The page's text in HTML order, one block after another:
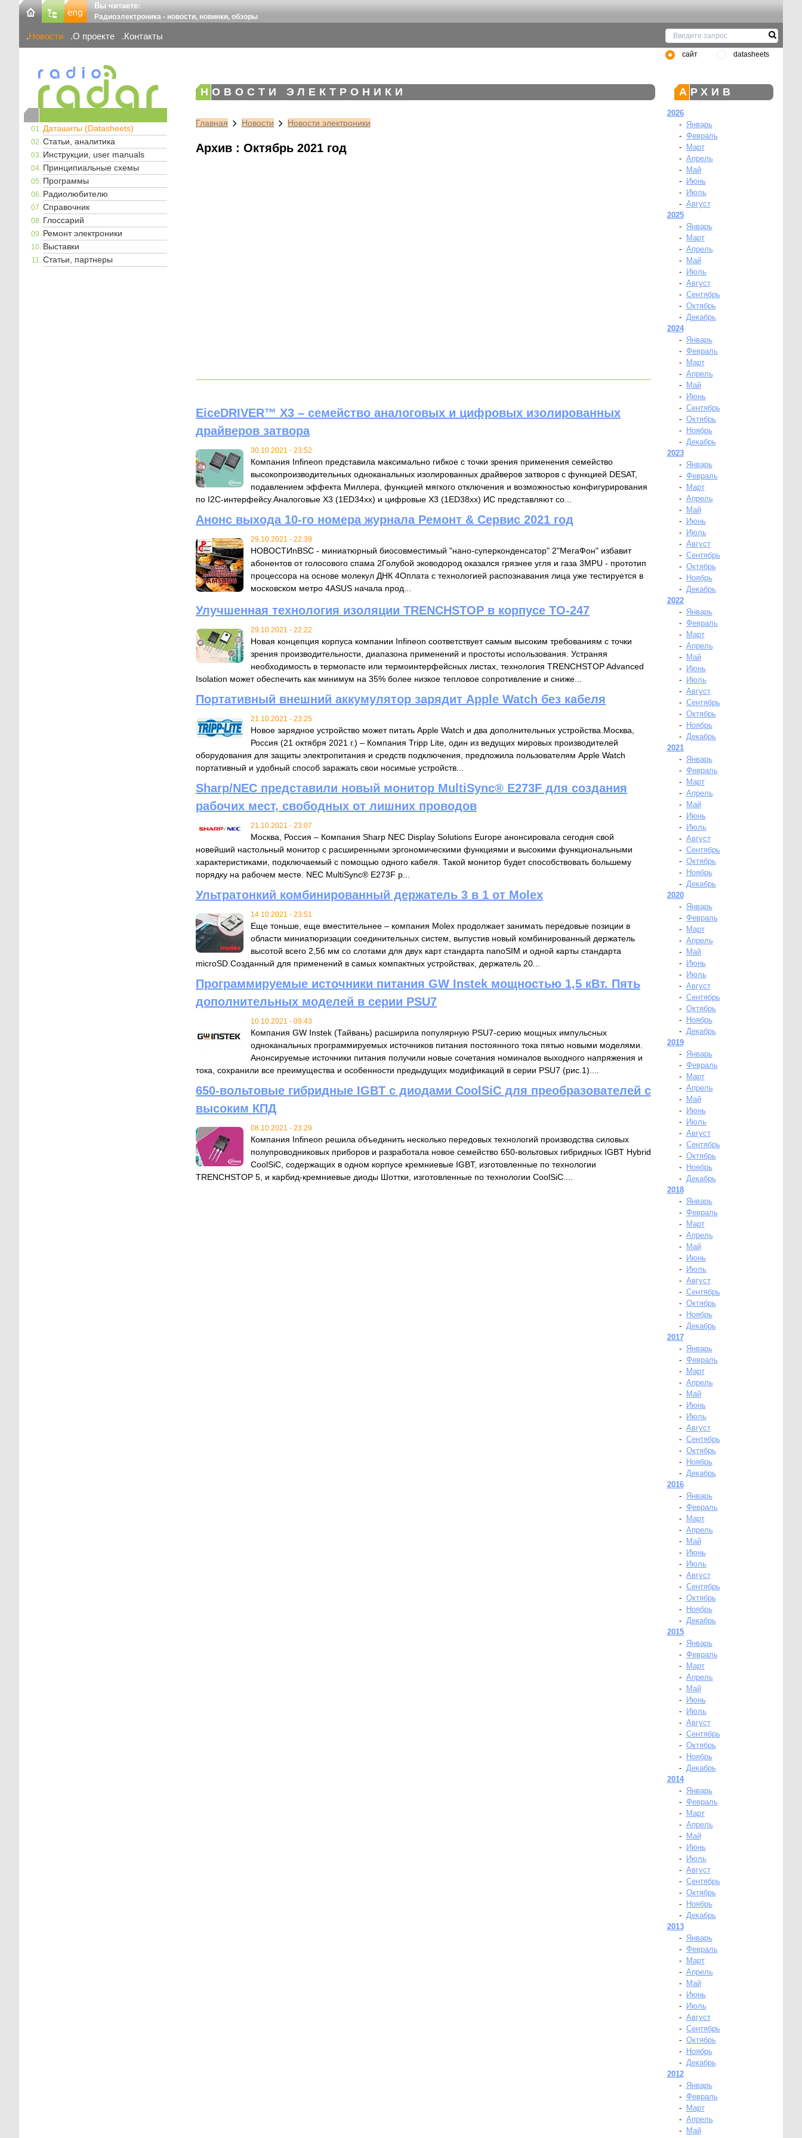
Вы читаете:
Радиоэлектроника - новости, новинки, обзоры
Новости О проекте Контакты
сайт datasheets
Даташиты (Datasheets)
Статьи, аналитика
Инструкции, user manuals
Принципиальные схемы
Программы
Радиолюбителю
Справочник
Глоссарий
Ремонт электроники
Выставки
Статьи, партнеры
НОВОСТИ ЭЛЕКТРОНИКИ
Главная Новости Новости электроники
Архив : Октябрь 2021 год
EiceDRIVER™ X3 – семейство аналоговых и цифровых изолированных
драйверов затвора
30.10.2021 - 23:52
Компания Infineon представила максимально гибкое с точки зрения применения семейство
высокопроизводительных одноканальных изолированных драйверов затворов с функцией DESAT,
подавлением эффекта Миллера, функцией мягкого отключения и возможностью конфигурирования
по I2C-интерфейсу.Аналоговые X3 (1ED34xx) и цифровые X3 (1ED38xx) ИС представляют со...
Анонс выхода 10-го номера журнала Ремонт & Сервис 2021 год
29.10.2021 - 22:39
НОВОСТИnBSC - миниатюрный биосовместимый "нано-суперконденсатор" 2"МегаФон" избавит
абонентов от голосового спама 2Голубой эководород оказался грязнее угля и газа 3MPU - прототип
процессора на основе молекул ДНК 4Оплата с технологией распознавания лица уже тестируется в
московском метро 4ASUS начала прод...
Улучшенная технология изоляции TRENCHSTOP в корпусе TO-247
29.10.2021 - 22:22
Новая концепция корпуса компании Infineon соответствует самым высоким требованиям с точки
зрения производительности, диапазона применений и простоты использования. Устраняя
необходимость в термопасте или термоинтерфейсных листах, технология TRENCHSTOP Advanced
Isolation может обеспечить как минимум на 35% более низкое тепловое сопротивление и сниже...
Портативный внешний аккумулятор зарядит Apple Watch без кабеля
21.10.2021 - 23:25
Новое зарядное устройство может питать Apple Watch и два дополнительных устройства.Москва,
Россия (21 октября 2021 г.) – Компания Tripp Lite, один из ведущих мировых производителей
оборудования для защиты электропитания и средств подключения, предложила пользователям Apple Watch
портативный и удобный способ заражать свои носимые устройств...
Sharp/NEC представили новый монитор MultiSync® E273F для создания
рабочих мест, свободных от лишних проводов
21.10.2021 - 23:07
Москва, Россия – Компания Sharp NEC Display Solutions Europe анонсировала сегодня свой
новейший настольный монитор с расширенными эргономическими функциями и высокими функциональными
характеристиками, подключаемый с помощью одного кабеля. Такой монитор будет способствовать большему
порядку на рабочем месте. NEC MultiSync® E273F р...
Ультратонкий комбинированный держатель 3 в 1 от Molex
14.10.2021 - 23:51
Еще тоньше, еще вместительнее – компания Molex продолжает занимать передовые позиции в
области миниатюризации соединительных систем, выпустив новый комбинированный держатель
высотой всего 2,56 мм со слотами для двух карт стандарта nanoSIM и одной карты стандарта
microSD.Созданный для применений в самых компактных устройствах, держатель 20...
Программируемые источники питания GW Instek мощностью 1,5 кВт. Пять
дополнительных моделей в серии PSU7
10.10.2021 - 09:43
Компания GW Instek (Тайвань) расширила популярную PSU7-серию мощных импульсных
одноканальных программируемых источников питания постоянного тока пятью новыми моделями.
Анонсируемые источники питания получили новые сочетания номиналов выходного напряжения и
тока, сохранили все преимущества и особенности предыдущих модификаций в серии PSU7 (рис.1)....
650-вольтовые гибридные IGBT с диодами CoolSiC для преобразователей с
высоким КПД
08.10.2021 - 23:29
Компания Infineon решила объединить несколько передовых технологий производства силовых
полупроводниковых приборов и разработала новое семейство 650-вольтовых гибридных IGBT Hybrid
CoolSiC, содержащих в одном корпусе кремниевые IGBT, изготовленные по технологии
TRENCHSTOP 5, и карбид-кремниевые диоды Шоттки, изготовленные по технологии CoolSiC....
АРХИВ
2026
-
Январь
- Февраль
-
Март
- Апрель
-
Май
-
Июнь
-
Июль
- Август
2025
-
Январь
-
Март
- Апрель
-
Май
-
Июль
- Август
- Сентябрь
- Октябрь
- Декабрь
2024
-
Январь
- Февраль
-
Март
- Апрель
-
Май
-
Июнь
- Сентябрь
- Октябрь
-
Ноябрь
- Декабрь
2023
-
Январь
- Февраль
-
Март
- Апрель
-
Май
-
Июнь
-
Июль
- Август
- Сентябрь
- Октябрь
-
Ноябрь
- Декабрь
2022
-
Январь
- Февраль
-
Март
- Апрель
-
Май
-
Июнь
-
Июль
- Август
- Сентябрь
- Октябрь
-
Ноябрь
- Декабрь
2021
-
Январь
- Февраль
-
Март
- Апрель
-
Май
-
Июнь
-
Июль
- Август
- Сентябрь
- Октябрь
-
Ноябрь
- Декабрь
2020
-
Январь
- Февраль
-
Март
- Апрель
-
Май
-
Июнь
-
Июль
- Август
- Сентябрь
- Октябрь
-
Ноябрь
- Декабрь
2019
-
Январь
- Февраль
-
Март
- Апрель
-
Май
-
Июнь
-
Июль
- Август
- Сентябрь
- Октябрь
-
Ноябрь
- Декабрь
2018
-
Январь
- Февраль
-
Март
- Апрель
-
Май
-
Июнь
-
Июль
- Август
- Сентябрь
- Октябрь
-
Ноябрь
- Декабрь
2017
-
Январь
- Февраль
-
Март
- Апрель
-
Май
-
Июнь
-
Июль
- Август
- Сентябрь
- Октябрь
-
Ноябрь
- Декабрь
2016
-
Январь
- Февраль
-
Март
- Апрель
-
Май
-
Июнь
-
Июль
- Август
- Сентябрь
- Октябрь
-
Ноябрь
- Декабрь
2015
-
Январь
- Февраль
-
Март
- Апрель
-
Май
-
Июнь
-
Июль
- Август
- Сентябрь
- Октябрь
-
Ноябрь
- Декабрь
2014
-
Январь
- Февраль
-
Март
- Апрель
-
Май
-
Июнь
-
Июль
- Август
- Сентябрь
- Октябрь
-
Ноябрь
- Декабрь
2013
-
Январь
- Февраль
-
Март
- Апрель
-
Май
-
Июнь
-
Июль
- Август
- Сентябрь
- Октябрь
-
Ноябрь
- Декабрь
2012
-
Январь
- Февраль
-
Март
- Апрель
-
Май